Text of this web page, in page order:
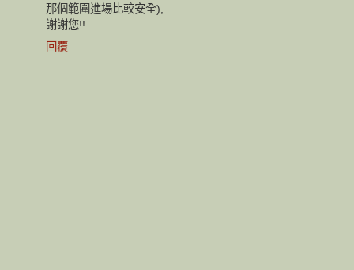
那個範圍進場比較安全),
謝謝您!!
回覆